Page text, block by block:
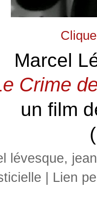
Marcel
Crime
un film
lévesque,
Lien